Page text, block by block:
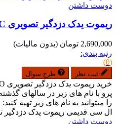
دوست داشتن
ریموت یدک دزدگیر تصویری PLC مدل PRO
2,690,000 تومان
(بدون مالیات)
رتبه بندی:
(0)
ثبت نظر طرح سوال
پرو با نام های زیر در سالهای
را میتوانید به نام های زیر تهیه
ال سی قدیمی ریموت یدک دزدگیر
دوست داشتن